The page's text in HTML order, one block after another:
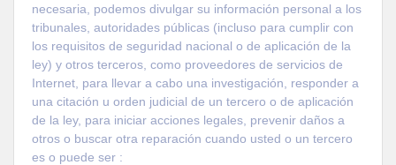
necesaria, podemos divulgar su información personal a los
tribunales, autoridades públicas (incluso para cumplir con
los requisitos de seguridad nacional o de aplicación de la
ley) y otros terceros, como proveedores de servicios de
Internet, para llevar a cabo una investigación, responder a
una citación u orden judicial de un tercero o de aplicación
de la ley, para iniciar acciones legales, prevenir daños a
otros o buscar otra reparación cuando usted o un tercero
es o puede ser :